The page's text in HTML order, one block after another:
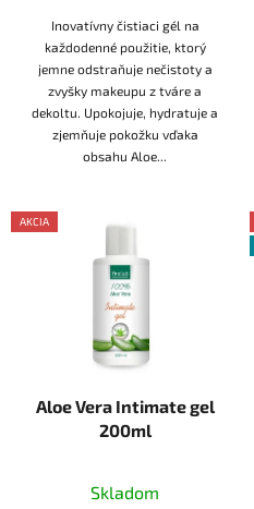
Inovatívny čistiaci gél na
každodenné použitie, ktorý
jemne odstraňuje nečistoty a
zvyšky makeupu z tváre a
dekoltu. Upokojuje, hydratuje a
zjemňuje pokožku vďaka
obsahu Aloe...
AKCIA
Aloe Vera Intimate gel
200ml
Skladom